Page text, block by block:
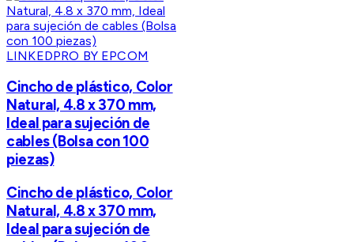
LINKEDPRO BY EPCOM
Cincho de plástico, Color
Natural, 4.8 x 370 mm,
Ideal para sujeción de
cables (Bolsa con 100
piezas)
Cincho de plástico, Color
Natural, 4.8 x 370 mm,
Ideal para sujeción de